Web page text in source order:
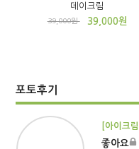
데이크림
39,000원 39,000원
포토후기
[아이크림]
좋아요